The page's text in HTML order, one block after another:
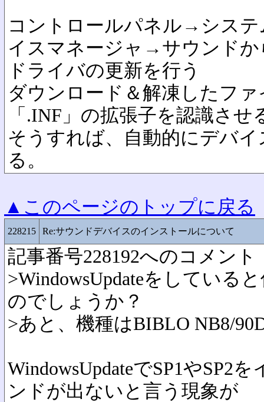
コントロールパネル→シス
イスマネージャ→サウンドか
ドライバの更新を行う
ダウンロード＆解凍したフ
「.INF」の拡張子を認識させ
そうすれば、自動的にデバ
る。
▲このページのトップに戻る
228215 Re:サウンドデバイスのインストールについて
記事番号228192へのコメント
>WindowsUpdateをしている
のでしょうか？
>あと、機種はBIBLO NB8/
WindowsUpdateでSP1やSP2
ンドが出ないと言う現象が